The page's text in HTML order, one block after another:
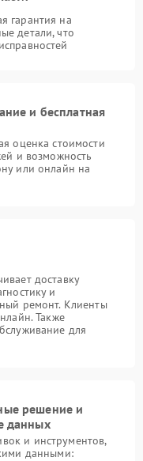
гарантия на
детали, что
и бесплатная
оценка стоимости
и возможность
или онлайн на
доставку
и
ремонт. Клиенты
Также
для
решение и
данных
и инструментов,
данными: